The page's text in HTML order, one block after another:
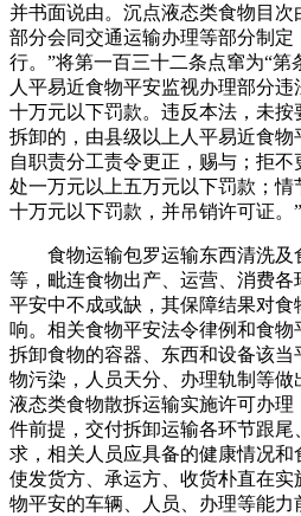
并书面说由。沉点液态类食物目
部分会同交通运输办理等部分制定
行。”将第一百三十二条点窜为“
人平易近食物平安监视办理部分
十万元以下罚款。违反本法，未
拆卸的，由县级以上人平易近食
自职责分工责令更正，赐与；拒
处一万元以上五万元以下罚款；
十万元以下罚款，并吊销许可证。”
食物运输包罗运输东西清洗及
等，毗连食物出产、运营、消费
平安中不成或缺，其保障结果对
响。相关食物平安法令律例和食
拆卸食物的容器、东西和设备该
物污染，人员天分、办理轨制等
液态类食物散拆运输实施许可办
件前提，交付拆卸运输各环节跟
求，相关人员应具备的健康情况和
使发货方、承运方、收货朴直在
物平安的车辆、人员、办理等能